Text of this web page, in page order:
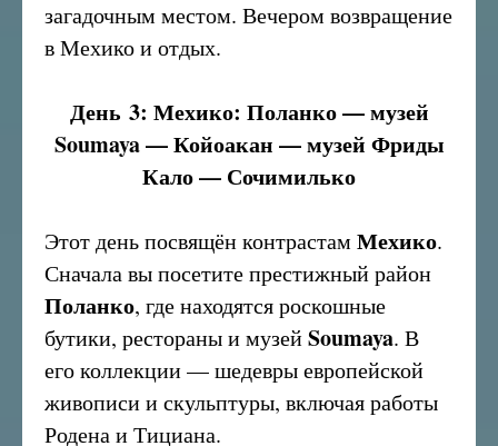
загадочным местом. Вечером возвращение
в Мехико и отдых.
День 3: Мехико: Поланко — музей
Soumaya — Койоакан — музей Фриды
Кало — Сочимилько
Этот день посвящён контрастам Мехико.
Сначала вы посетите престижный район
Поланко, где находятся роскошные
бутики, рестораны и музейSoumaya. В
его коллекции — шедевры европейской
живописи и скульптуры, включая работы
Родена и Тициана.